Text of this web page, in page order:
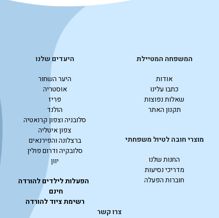
המשפחה המטיילת
אודות
כתבו עלינו
שאלות נפוצות
תקנון האתר
מוצרי חובה לטיול משפחתי
החנות שלנו
מדריכי נסיעות
חוברות הפעלה
היעדים שלנו
היער השחור
אוסטריה
פריז
הולנד
סלובניה וצפון קרואטיה
צפון איטליה
ברצלונה והפירנאים
סלובקיה ודרום פולין
יוון
הפעלות לילדים להורדה
חינם
רשימת ציוד להורדה
צרו קשר